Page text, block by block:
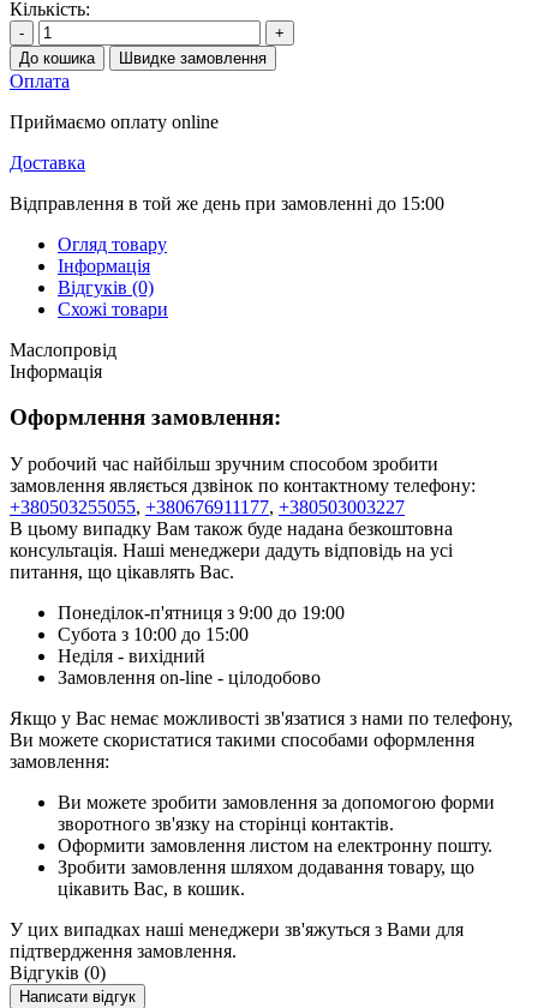
Кількість:
-
+
До кошика
Швидке замовлення
Оплата
Приймаємо оплату online
Доставка
Відправлення в той же день при замовленні до 15:00
Огляд товару
Інформація
Відгуків (0)
Схожі товари
Маслопровід
Інформація
Оформлення замовлення:
У робочий час найбільш зручним способом зробити
замовлення являється дзвінок по контактному телефону:
+380503255055, +380676911177, +380503003227
В цьому випадку Вам також буде надана безкоштовна
консультація. Наші менеджери дадуть відповідь на усі
питання, що цікавлять Вас.
Понеділок-п'ятниця з 9:00 до 19:00
Субота з 10:00 до 15:00
Неділя - вихідний
Замовлення on-line - цілодобово
Якщо у Вас немає можливості зв'язатися з нами по телефону,
Ви можете скористатися такими способами оформлення
замовлення:
Ви можете зробити замовлення за допомогою форми
зворотного зв'язку на сторінці контактів.
Оформити замовлення листом на електронну пошту.
Зробити замовлення шляхом додавання товару, що
цікавить Вас, в кошик.
У цих випадках наші менеджери зв'яжуться з Вами для
підтвердження замовлення.
Відгуків (0)
Написати відгук